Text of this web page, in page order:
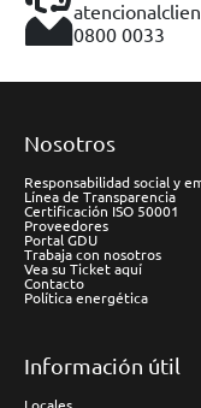
0800 0033
Nosotros
Responsabilidad social y
Línea de Transparencia
Certificación ISO 50001
Proveedores
Portal GDU
Trabaja con nosotros
Vea su Ticket aquí
Contacto
Política energética
Información útil